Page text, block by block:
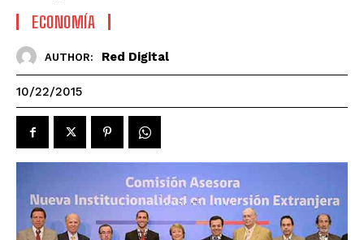
ECONOMÍA
AUTHOR: Red Digital
10/22/2015